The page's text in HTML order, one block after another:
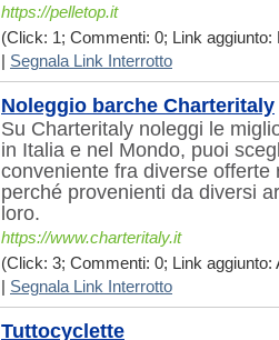
https://pelletop.it
(Click: 1; Commenti: 0; Link aggiunto:
Segnala Link Interrotto
Noleggio barche Charteritaly
Su Charteritaly noleggi le
in Italia e nel Mondo, puoi
conveniente fra diverse offerte
perché provenienti da diversi
loro.
https://www.charteritaly.it
(Click: 3; Commenti: 0; Link aggiunto:
Segnala Link Interrotto
Tuttocyclette